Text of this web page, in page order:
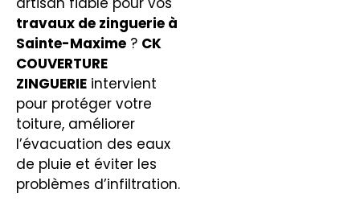
travaux de zinguerie à
Sainte-Maxime ? CK
COUVERTURE
ZINGUERIE intervient
pour protéger votre
toiture, améliorer
l’évacuation des eaux
de pluie et éviter les
problèmes d’infiltration.